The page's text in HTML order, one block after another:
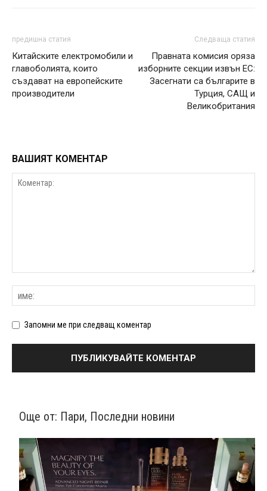
предишна статия
Китайските електромобили и
главоболията, които
създават на европейските
производители
Следваща статия
Правната комисия оряза
изборните секции извън ЕС:
Засегнати са българите в
Турция, САЩ и
Великобритания
ВАШИЯТ КОМЕНТАР
Запомни ме при следващ коментар
Още от: Пари, Последни новини